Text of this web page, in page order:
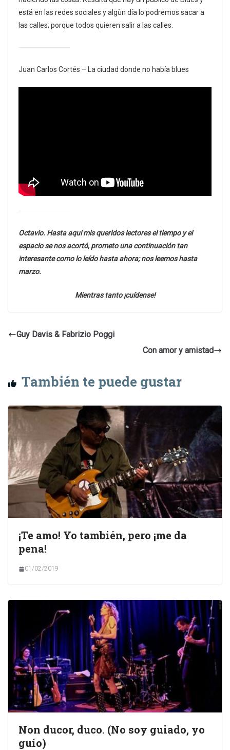
está en las redes sociales y algùn día lo podremos sacar a
las calles; porque todos quieren salir a las calles.
Juan Carlos Cortés – La ciudad donde no había blues
Octavio. Hasta aquí mis queridos lectores el tiempo y el
espacio se nos acortó, prometo una continuación tan
interesante como lo leído hasta ahora; nos leemos hasta
marzo.
Mientras tanto ¡cuídense!
Guy Davis & Fabrizio Poggi
Con amor y amistad
También te puede gustar
¡Te amo! Yo también, pero ¡me da
pena!
01/02/2019
Non ducor, duco. (No soy guiado, yo
guío)